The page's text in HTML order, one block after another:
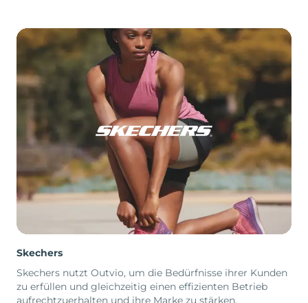
Skechers
Skechers nutzt Outvio, um die Bedürfnisse ihrer Kunden
zu erfüllen und gleichzeitig einen effizienten Betrieb
aufrechtzuerhalten und ihre Marke zu stärken.